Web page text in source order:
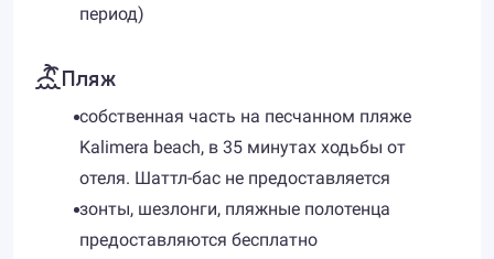
период)
Пляж
собственная часть на песчанном пляже
Kalimera beach, в 35 минутах ходьбы от
отеля. Шаттл-бас не предоставляется
зонты, шезлонги, пляжные полотенца
предоставляются бесплатно